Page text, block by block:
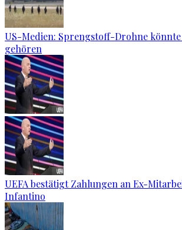
US-Medien: Sprengstoff-Drohne könnte
gehören
UEFA bestätigt Zahlungen an Ex-
Infantino